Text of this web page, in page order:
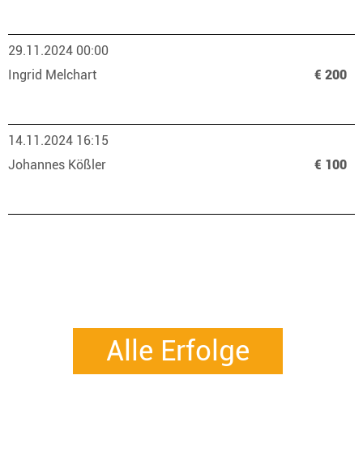
29.11.2024 00:00
Ingrid Melchart
€ 200
14.11.2024 16:15
Johannes Kößler
€ 100
Alle Erfolge